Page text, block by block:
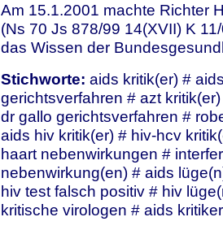
Am 15.1.2001 machte Richter
(Ns 70 Js 878/99 14(XVII) K
das Wissen der
Stichworte: aids kritik(er) #
gerichtsverfahren # azt
dr gallo gerichtsverfahren #
aids hiv kritik(er) # hiv-hcv
haart nebenwirkungen #
nebenwirkung(en) # aids
hiv test falsch positiv # hiv
kritische virologen # aids